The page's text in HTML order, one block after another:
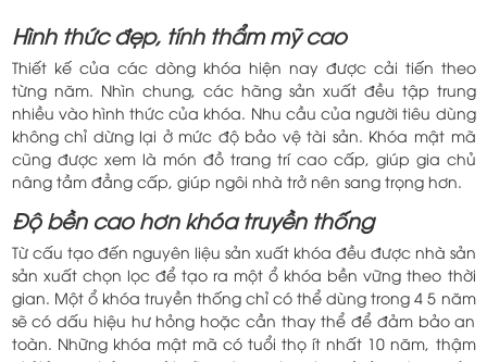
Hình thức đẹp, tính thẩm mỹ cao
Thiết kế của các dòng khóa hiện nay được cải tiến theo
từng năm. Nhìn chung, các hãng sản xuất đều tập trung
nhiều vào hình thức của khóa. Nhu cầu của người tiêu dùng
không chỉ dừng lại ở mức độ bảo vệ tài sản. Khóa mật mã
cũng được xem là món đồ trang trí cao cấp, giúp gia chủ
nâng tầm đẳng cấp, giúp ngôi nhà trở nên sang trọng hơn.
Độ bền cao hơn khóa truyền thống
Từ cấu tạo đến nguyên liệu sản xuất khóa đều được nhà sản
sản xuất chọn lọc để tạo ra một ổ khóa bền vững theo thời
gian. Một ổ khóa truyền thống chỉ có thể dùng trong 4 5 năm
sẽ có dấu hiệu hư hỏng hoặc cần thay thể để đảm bảo an
toàn. Những khóa mật mã có tuổi thọ ít nhất 10 năm, thậm